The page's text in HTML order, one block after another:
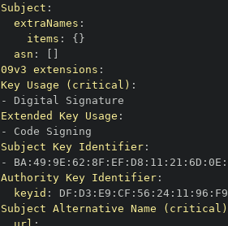
Subject :
extraNames :
items : { }
asn :
extensions :
Key Usage (critical) :
-
Extended Key Usage :
-
Subject Key Identifier:
-
BA : 49 : 9E : 62 : 8F : EF : D8 : 11 : 21 : 6D : 0E :
Authority Key Identifier:
keyid : DF : D3 : E9 : CF : 56 : 24: 11 : 96 : F9
Subject Alternative Name (critical)